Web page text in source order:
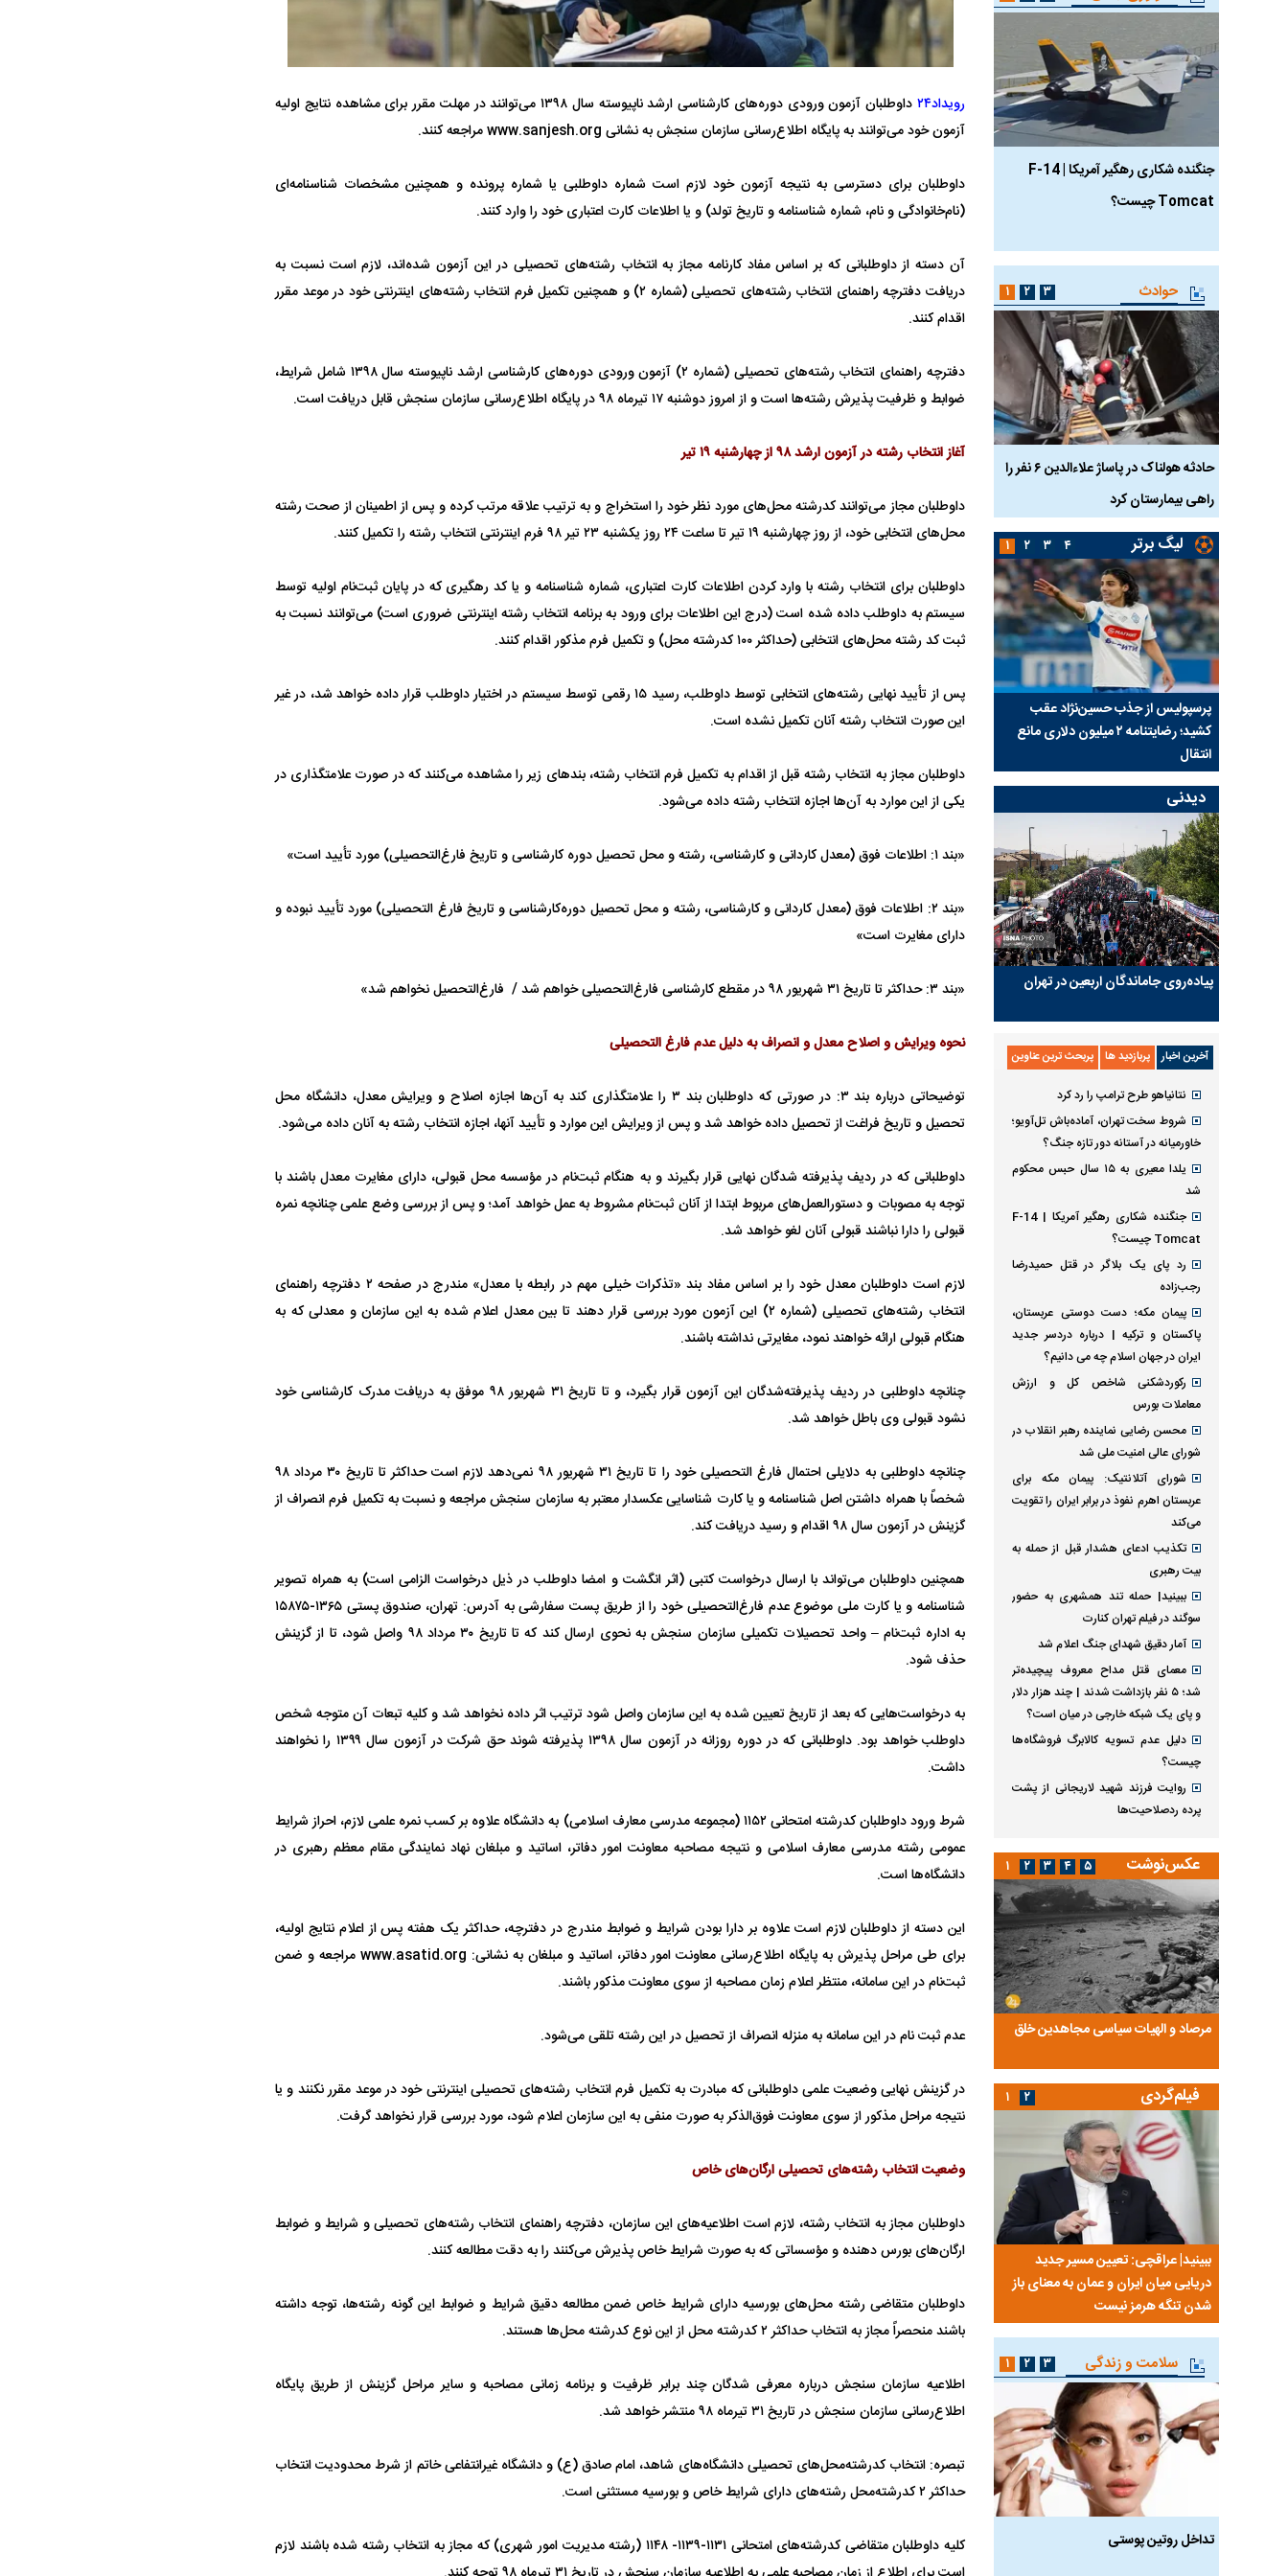
رویداد۲۴
داوطلبان آزمون ورودی دوره‌های کارشناسی ارشد ناپیوسته سال ۱۳۹۸ می‌توانند در مهلت مقرر برای مشاهده نتایج اولیه
آزمون خود می‌توانند به پایگاه اطلاع‌رسانی سازمان سنجش به نشانی www.sanjesh.org مراجعه کنند.
داوطلبان برای دسترسی به نتیجه آزمون خود لازم است شماره داوطلبی یا شماره پرونده و همچنین مشخصات شناسنامه‌ای
(نام‌خانوادگی و نام، شماره شناسنامه و تاریخ تولد) و یا اطلاعات کارت اعتباری خود را وارد کنند.
آن دسته از داوطلبانی که بر اساس مفاد کارنامه مجاز به انتخاب رشته‌های تحصیلی در این آزمون شده‌اند، لازم است نسبت به
دریافت دفترچه راهنمای انتخاب رشته‌های تحصیلی (شماره ۲) و همچنین تکمیل فرم انتخاب رشته‌های اینترنتی خود در موعد مقرر
اقدام کنند.
دفترچه راهنمای انتخاب رشته‌های تحصیلی (شماره ۲) آزمون ورودی دوره‌های کارشناسی ارشد ناپیوسته سال ۱۳۹۸ شامل شرایط،
ضوابط و ظرفیت پذیرش رشته‌ها است و از امروز دوشنبه ۱۷ تیرماه ۹۸ در پایگاه اطلاع‌رسانی سازمان سنجش قابل دریافت است.
آغاز انتخاب رشته در آزمون ارشد ۹۸ از چهارشنبه ۱۹ تیر
داوطلبان مجاز می‌توانند کدرشته محل‌های مورد نظر خود را استخراج و به ترتیب علاقه مرتب کرده و پس از اطمینان از صحت رشته
محل‌های انتخابی خود، از روز چهارشنبه ۱۹ تیر تا ساعت ۲۴ روز یکشنبه ۲۳ تیر ۹۸ فرم اینترنتی انتخاب رشته را تکمیل کنند.
داوطلبان برای انتخاب رشته با وارد کردن اطلاعات کارت اعتباری، شماره شناسنامه و یا کد رهگیری که در پایان ثبت‌نام اولیه توسط
سیستم به داوطلب داده شده است (درج این اطلاعات برای ورود به برنامه انتخاب رشته اینترنتی ضروری است) می‌توانند نسبت به
ثبت کد رشته محل‌های انتخابی (حداکثر ۱۰۰ کدرشته محل) و تکمیل فرم مذکور اقدام کنند.
پس از تأیید نهایی رشته‌های انتخابی توسط داوطلب، رسید ۱۵ رقمی توسط سیستم در اختیار داوطلب قرار داده خواهد شد، در غیر
این صورت انتخاب رشته آنان تکمیل نشده است.
داوطلبان مجاز به انتخاب رشته قبل از اقدام به تکمیل فرم انتخاب رشته، بند‌های زیر را مشاهده می‌کنند که در صورت علامتگذاری در
یکی از این موارد به آن‌ها اجازه انتخاب رشته داده می‌شود.
«بند ۱: اطلاعات فوق (معدل کاردانی و کارشناسی، رشته و محل تحصیل دوره کارشناسی و تاریخ فارغ‌التحصیلی) مورد تأیید است»
«بند ۲: اطلاعات فوق (معدل کاردانی و کارشناسی، رشته و محل تحصیل دوره‌کارشناسی و تاریخ فارغ التحصیلی) مورد تأیید نبوده و
دارای مغایرت است»
«بند ۳: حداکثر تا تاریخ ۳۱ شهریور ۹۸ در مقطع کارشناسی فارغ‌التحصیلی خواهم شد / ‏‬ فارغ‌التحصیل نخواهم شد»
نحوه ویرایش و اصلاح معدل و انصراف به دلیل عدم فارغ التحصیلی
توضیحاتی درباره بند ۳: در صورتی که داوطلبان بند ۳ را علامتگذاری کند به آن‌ها اجازه اصلاح و ویرایش معدل، دانشگاه محل
تحصیل و تاریخ فراغت از تحصیل داده خواهد شد و پس از ویرایش این موارد و تأیید آنها، اجازه انتخاب رشته به آنان داده می‌شود.
داوطلبانی که در ردیف پذیرفته شدگان نهایی قرار بگیرند و به هنگام ثبت‌نام در مؤسسه محل قبولی، دارای مغایرت معدل باشند با
توجه به مصوبات و دستورالعمل‌های مربوط ابتدا از آنان ثبت‌نام مشروط به عمل خواهد آمد؛ و پس از بررسی وضع علمی چنانچه نمره
قبولی را دارا نباشند قبولی آنان لغو خواهد شد.
لازم است داوطلبان معدل خود را بر اساس مفاد بند «تذکرات خیلی مهم در رابطه با معدل» مندرج در صفحه ۲ دفترچه راهنمای
انتخاب رشته‌های تحصیلی (شماره ۲) این آزمون مورد بررسی قرار دهند تا بین معدل اعلام شده به این سازمان و معدلی که به
هنگام قبولی ارائه خواهند نمود، مغایرتی نداشته باشند.
چنانچه داوطلبی در ردیف پذیرفته‌شدگان این آزمون قرار بگیرد، و تا تاریخ ۳۱ شهریور ۹۸ موفق به دریافت مدرک کارشناسی خود
نشود قبولی وی باطل خواهد شد.
چنانچه داوطلبی به دلایلی احتمال فارغ التحصیلی خود را تا تاریخ ۳۱ شهریور ۹۸ نمی‌دهد لازم است حداکثر تا تاریخ ۳۰ مرداد ۹۸
شخصاً با همراه داشتن اصل شناسنامه و یا کارت شناسایی عکسدار معتبر به سازمان سنجش مراجعه و نسبت به تکمیل فرم انصراف از
گزینش در آزمون سال ۹۸ اقدام و رسید دریافت کند.
همچنین داوطلبان می‌تواند با ارسال درخواست کتبی (اثر انگشت و امضا داوطلب در ذیل درخواست الزامی است) به همراه تصویر
شناسنامه و یا کارت ملی موضوع عدم فارغ‌التحصیلی خود را از طریق پست سفارشی به آدرس: تهران، صندوق پستی ۱۳۶۵-۱۵۸۷۵
به اداره ثبت‌نام – واحد تحصیلات تکمیلی سازمان سنجش به نحوی ارسال کند که تا تاریخ ۳۰ مرداد ۹۸ واصل شود، تا از گزینش
حذف شود.
به درخواست‌هایی که بعد از تاریخ تعیین شده به این سازمان واصل شود ترتیب اثر داده نخواهد شد و کلیه تبعات آن متوجه شخص
داوطلب خواهد بود. داوطلبانی که در دوره روزانه در آزمون سال ۱۳۹۸ پذیرفته شوند حق شرکت در آزمون سال ۱۳۹۹ را نخواهند
داشت.
شرط ورود داوطلبان کدرشته امتحانی ۱۱۵۲ (مجموعه مدرسی معارف اسلامی) به دانشگاه علاوه بر کسب نمره علمی لازم، احراز شرایط
عمومی رشته مدرسی معارف اسلامی و نتیجه مصاحبه معاونت امور دفاتر، اساتید و مبلغان نهاد نمایندگی مقام معظم رهبری در
دانشگاه‌ها است.
این دسته از داوطلبان لازم است علاوه بر دارا بودن شرایط و ضوابط مندرج در دفترچه، حداکثر یک هفته پس از اعلام نتایج اولیه،
برای طی مراحل پذیرش به پایگاه اطلاع‌رسانی معاونت امور دفاتر، اساتید و مبلغان به نشانی: www.asatid.org مراجعه و ضمن
ثبت‌نام در این سامانه، منتظر اعلام زمان مصاحبه از سوی معاونت مذکور باشند.
عدم ثبت نام در این سامانه به منزله انصراف از تحصیل در این رشته تلقی می‌شود.
در گزینش نهایی وضعیت علمی داوطلبانی که مبادرت به تکمیل فرم انتخاب رشته‌های تحصیلی اینترنتی خود در موعد مقرر نکنند و یا
نتیجه مراحل مذکور از سوی معاونت فوق‌الذکر به صورت منفی به این سازمان اعلام شود، مورد بررسی قرار نخواهد گرفت.
وضعیت انتخاب رشته‌های تحصیلی ارگان‌های خاص
داوطلبان مجاز به انتخاب رشته، لازم است اطلاعیه‌های این سازمان، دفترچه راهنمای انتخاب رشته‌های تحصیلی و شرایط و ضوابط
ارگان‌های بورس دهنده و مؤسساتی که به صورت شرایط خاص پذیرش می‌کنند را به دقت مطالعه کنند.
داوطلبان متقاضی رشته محل‌های بورسیه دارای شرایط خاص ضمن مطالعه دقیق شرایط و ضوابط این گونه رشته‌ها، توجه داشته
باشند منحصراً مجاز به انتخاب حداکثر ۲ کدرشته محل از این نوع کدرشته محل‌ها هستند.
اطلاعیه سازمان سنجش درباره معرفی شدگان چند برابر ظرفیت و برنامه زمانی مصاحبه و سایر مراحل گزینش از طریق پایگاه
اطلاع‌رسانی سازمان سنجش در تاریخ ۳۱ تیرماه ۹۸ منتشر خواهد شد.
تبصره: انتخاب کدرشته‌محل‌های تحصیلی دانشگاه‌های شاهد، امام صادق (ع) و دانشگاه غیرانتفاعی خاتم از شرط محدودیت انتخاب
حداکثر ۲ کدرشته‌محل رشته‌های دارای شرایط خاص و بورسیه مستثنی است.
کلیه داوطلبان متقاضی کدرشته‌های امتحانی ۱۱۳۱-۱۱۳۹- ۱۱۴۸ (رشته مدیریت امور شهری) که مجاز به انتخاب رشته شده باشند لازم
جنگنده شکاری رهگیر آمریکا | F-14
Tomcat چیست؟
مرگبارتر پهپادهای ایرانی | پهپاد انتحاری
Tomcat چیست؟
حوادث
حادثه هولناک در پاساژ علاءالدین ۶ نفر را
راهی بیمارستان کرد
ردپای سیاست در یک جنایت مرموز؛
ماجرای قتل مداح معروف چیست؟
جراحان قلابی در شمال تهران بازداشت
شدند؛ از تزریق فیلر تا جراحی پلک
راهی بیمارستان کرد
ماجرای قتل مداح معروف چیست؟
۱ ۲ ۳
لیگ برتر
پرسپولیس از جذب حسین‌نژاد عقب
کشید؛ رضایتنامه ۲ میلیون دلاری مانع
انتقال
بازی‌های لیگ برتر فوتبال با تماشاگر
برگزار می‌شود
رقم نجومی رضایتنامه مدافع موردنظر
پرسپولیس لو رفت
دو خرید جدید پرسپولیس نهایی شد؛
پرسپولیس از جذب حسین‌نژاد عقب
۱ ۲ ۳ ۴
دیدنی
پیاده‌روی جاماندگان اربعین در تهران
آخرین اخبار پربازدید ها پربحث ترین عناوین
نتانیاهو طرح ترامپ را رد کرد
شروط سخت تهران، آماده‌باش تل‌آویو؛
خاورمیانه در آستانه دور تازه جنگ؟
یلدا معیری به ۱۵ سال حبس محکوم
شد
جنگنده شکاری رهگیر آمریکا | F-14
Tomcat چیست؟
رد پای یک بلاگر در قتل حمیدرضا
رجب‌زاده
پیمان مکه؛ دست دوستی عربستان،
پاکستان و ترکیه | درباره دردسر جدید
ایران در جهان اسلام چه می دانیم؟
رکوردشکنی شاخص کل و ارزش
معاملات بورس
محسن رضایی نماینده رهبر انقلاب در
شورای عالی امنیت ملی شد
شورای آتلانتیک: پیمان مکه برای
عربستان اهرم نفوذ در برابر ایران را تقویت
می‌کند
تکذیب ادعای هشدار قبل از حمله به
بیت رهبری
ببینید| حمله تند همشهری به حضور
سوگند در فیلم تهران کنارت
آمار دقیق شهدای جنگ اعلام شد
معمای قتل مداح معروف پیچیده‌تر
شد؛ ۵ نفر بازداشت شدند | چند هزار دلار
و پای یک شبکه خارجی در میان است؟
دلیل عدم تسویه کالابرگ فروشگاه‌ها
چیست؟
روایت فرزند شهید لاریجانی از پشت
پرده ردصلاحیت‌ها
عکس‌نوشت
مرصاد و الهیات سیاسی مجاهدین خلق
آخرین پرده از حیات سیاسی یک سلسله |
ریشه‌های عزاداری ماه محرم در فرهنگ
۱ ۲ ۳ ۴ ۵
فیلم‌گردی
ببینید| عراقچی: تعیین مسیر جدید
دریایی میان ایران و عمان به معنای باز
شدن تنگه هرمز نیست
ببینید| پزشکیان: مهمترین نگرانی من،
ببینید| عراقچی: تعیین مسیر جدید
شدن تنگه هرمز نیست
ببینید| پزشکیان: مهمترین نگرانی من،
۱ ۲
سلامت و زندگی
تداخل روتین پوستی
ویتامین‌های درخشان‌کننده و شفاف‌کننده
دلیل علاقه برخی افراد به فال و طالع‌بینی
تداخل روتین پوستی
ویتامین‌های درخشان‌کننده و شفاف‌کننده
۱ ۲ ۳